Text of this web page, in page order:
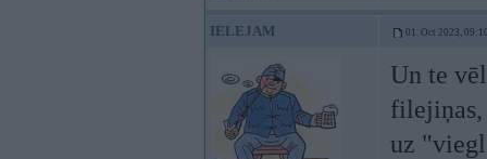
IELEJAM 01. Oct 2023,
Un te
filejiņas,
uz